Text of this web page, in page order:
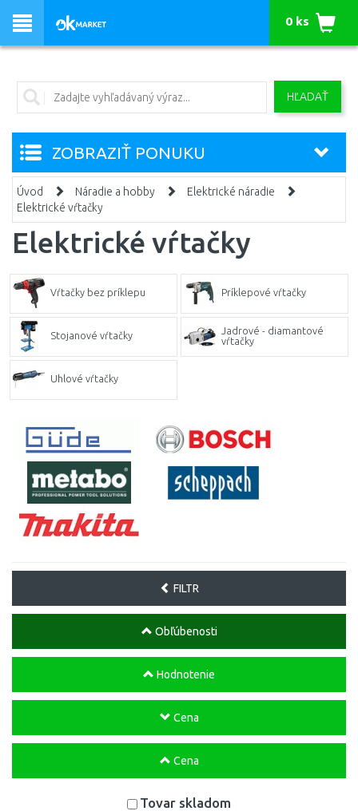
HĽADAŤ
0 ks
ZOBRAZIŤ PONUKU
Úvod Náradie a hobby
Elektrické náradie
Elektrické vŕtačky
Elektrické vŕtačky
Vŕtačky bez príklepu Príklepové vŕtačky
Stojanové vŕtačky
Jadrové - diamantové
vŕtačky
Uhlové vŕtačky
FILTR
Obľúbenosti
Hodnotenie
Cena
Cena
Tovar skladom